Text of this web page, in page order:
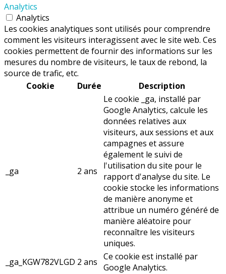
Analytics
Analytics
Les cookies analytiques sont utilisés pour comprendre
comment les visiteurs interagissent avec le site web. Ces
cookies permettent de fournir des informations sur les
mesures du nombre de visiteurs, le taux de rebond, la
source de trafic, etc.
Cookie
Durée Description
_ga 2 ans
Le cookie _ga, installé par
Google Analytics, calcule les
données relatives aux
visiteurs, aux sessions et aux
campagnes et assure
également le suivi de
l'utilisation du site pour le
rapport d'analyse du site. Le
cookie stocke les informations
de manière anonyme et
attribue un numéro généré de
manière aléatoire pour
reconnaître les visiteurs
uniques.
_ga_KGW782VLGD 2 ans Ce cookie est installé par
Google Analytics.